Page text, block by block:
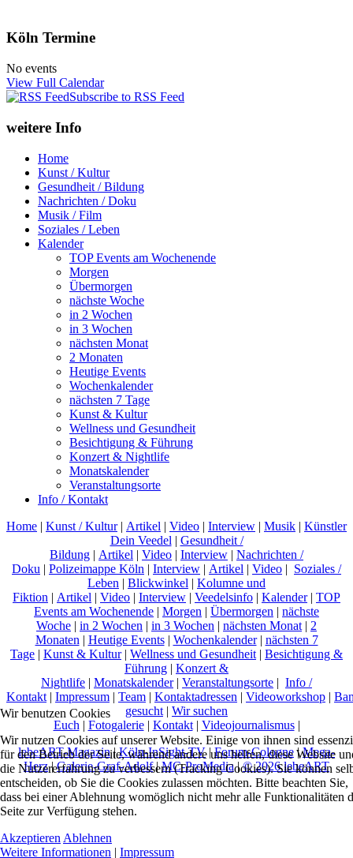
Köln Termine
No events
View Full Calendar
Subscribe to RSS Feed
weitere Info
Home
Kunst / Kultur
Gesundheit / Bildung
Nachrichten / Doku
Musik / Film
Soziales / Leben
Kalender
TOP Events am Wochenende
Morgen
Übermorgen
nächste Woche
in 2 Wochen
in 3 Wochen
nächsten Monat
2 Monaten
Heutige Events
Wochenkalender
nächsten 7 Tage
Kunst & Kultur
Wellness und Gesundheit
Besichtigung & Führung
Konzert & Nightlife
Monatskalender
Veranstaltungsorte
Info / Kontakt
Home | Kunst / Kultur| Artikel | Video | Interview | Musik | Künstler
Dein Veedel | Gesundheit /
Bildung | Artikel | Video | Interview | Nachrichten /
Doku | Polizeimappe Köln | Interview | Artikel | Video | Soziales /
Leben | Blickwinkel | Kolumne und
Fiktion | Artikel | Video | Interview | Veedelsinfo | Kalender| TOP
Events am Wochenende | Morgen | Übermorgen | nächste
Woche | in 2 Wochen | in 3 Wochen | nächsten Monat | 2
Monaten | Heutige Events| Wochenkalender| nächsten 7
Tage | Kunst & Kultur| Wellness und Gesundheit | Besichtigung &
Führung | Konzert &
Nightlife | Monatskalender| Veranstaltungsorte | Info /
Kontakt | Impressum | Team | Kontaktadressen | Videoworkshop |
gesucht | Wir suchen
Euch | Fotogalerie| Kontakt| Videojournalismus|
lebeART-Magazin|Köln-InSight-TV|Forum-Cologne|Mega-
Herz|Galerie-Graf-Adolf|MC-ProMedia|© 2026 lebeART
Wir benutzen Cookies
Wir nutzen Cookies auf unserer Website. Einige von ihnen sind
für den Betrieb der Seite, während andere uns helfen, diese Website
die Nutzererfahrung zu verbessern (Tracking Cookies). Sie können
entscheiden, ob Sie die Cookies zulassen möchten. Bitte beachten Sie,
dass bei einer Ablehnung womöglich nicht mehr alle Funktionalitäten
Seite zur Verfügung stehen.
Akzeptieren Ablehnen
Weitere Informationen | Impressum